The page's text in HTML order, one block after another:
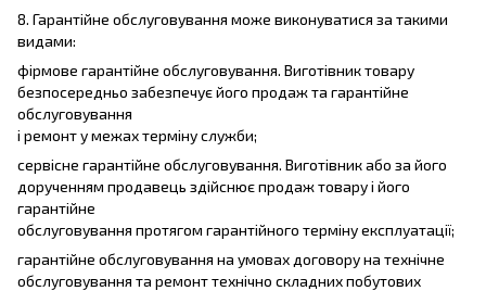
8. Гарантійне обслуговування може виконуватися за такими
видами:
фірмове гарантійне обслуговування. Виготівник товару
безпосередньо забезпечує його продаж та гарантійне
обслуговування
і ремонт у межах терміну служби;
сервісне гарантійне обслуговування. Виготівник або за його
дорученням продавець здійснює продаж товару і його
гарантійне
обслуговування протягом гарантійного терміну експлуатації;
гарантійне обслуговування на умовах договору на технічне
обслуговування та ремонт технічно складних побутових